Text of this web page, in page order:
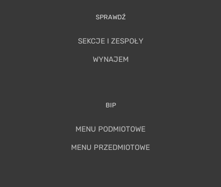
SPRAWDŹ
SEKCJE I ZESPOŁY
WYNAJEM
BIP
MENU PODMIOTOWE
MENU PRZEDMIOTOWE